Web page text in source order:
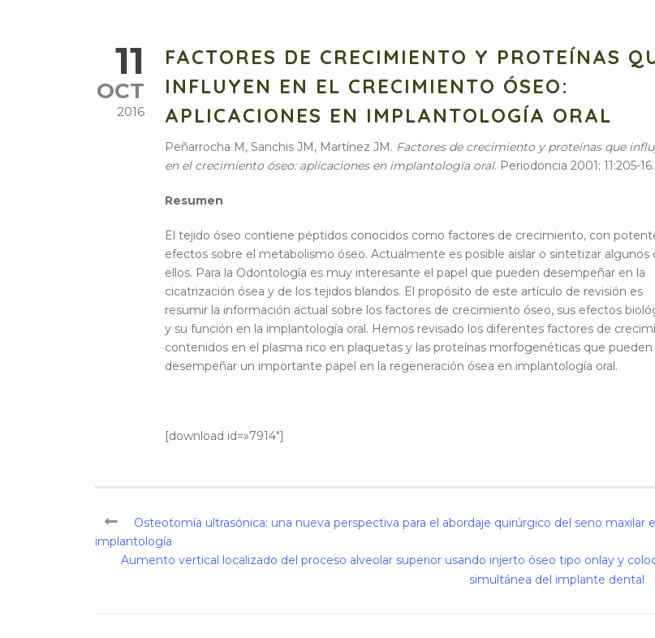
11
OCT
2016
FACTORES DE CRECIMIENTO Y PROTEÍNAS
INFLUYEN EN EL CRECIMIENTO ÓSEO:
APLICACIONES EN IMPLANTOLOGÍA ORAL
Peñarrocha M, Sanchis JM, Martínez JM. Factores de crecimiento y proteínas que
en el crecimiento óseo: aplicaciones en implantología oral. Periodoncia 2001; 11:205-16.
Resumen
El tejido óseo contiene péptidos conocidos como factores de crecimiento, con
efectos sobre el metabolismo óseo. Actualmente es posible aislar o sintetizar algunos
ellos. Para la Odontología es muy interesante el papel que pueden desempeñar en la
cicatrización ósea y de los tejidos blandos. El propósito de este artículo de revisión es
resumir la información actual sobre los factores de crecimiento óseo, sus efectos
y su función en la implantología oral. Hemos revisado los diferentes factores de
contenidos en el plasma rico en plaquetas y las proteínas morfogenéticas que pueden
desempeñar un importante papel en la regeneración ósea en implantología oral.
[download id=»7914″]
Osteotomía ultrasónica: una nueva perspectiva para el abordaje quirúrgico del seno maxilar
implantología
Aumento vertical localizado del proceso alveolar superior usando injerto óseo tipo onlay y
simultánea del implante dental